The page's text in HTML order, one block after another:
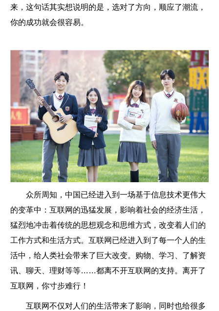
来，这句话其实想说明的是，选对了方向，顺应了潮流，
你的成功就会很容易。
众所周知，中国已经进入到一场基于信息技术更伟大
的变革中：互联网的迅猛发展，影响着社会的经济生活，
猛烈地冲击着传统的思想观念和思维方式，改变着人们的
工作方式和生活方式。互联网已经进入到了每一个人的生
活中，给人类社会带来了巨大改变。购物、学习、了解资
讯、聊天、理财等等……都离不开互联网的支持。离开了
互联网，你寸步难行！
互联网不仅对人们的生活带来了影响，同时也给很多